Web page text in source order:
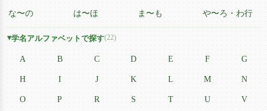
な〜の は〜ほ ま〜も や〜ろ・わ行
学名アルファベットで探す(22)
A B C D E F G
H I J K L M N
O P R S T U V